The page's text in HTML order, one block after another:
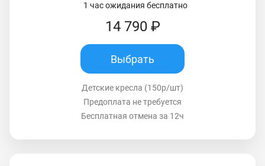
1 час ожидания бесплатно
14 790 ₽
Выбрать
Детские кресла (150р/шт)
Предоплата не требуется
Бесплатная отмена за 12ч